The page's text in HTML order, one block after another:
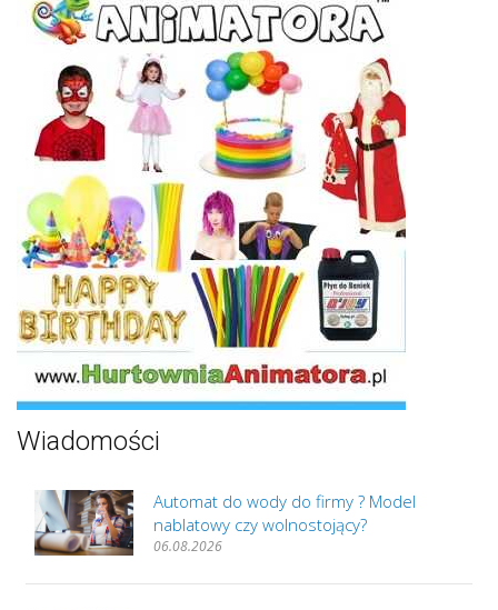
Wiadomości
Automat do wody do firmy ? Model
nablatowy czy wolnostojący?
06.08.2026